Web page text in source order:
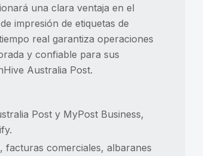
una clara ventaja en el
impresión de etiquetas de
real garantiza operaciones
y confiable para sus
Australia Post.
Post y MyPost Business,
facturas comerciales, albaranes